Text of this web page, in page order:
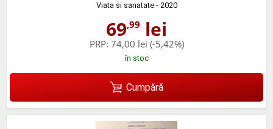
Viata si sanatate- 2020
69,99 lei
PRP: 74,00 lei (-5,42%)
în stoc
Cumpără